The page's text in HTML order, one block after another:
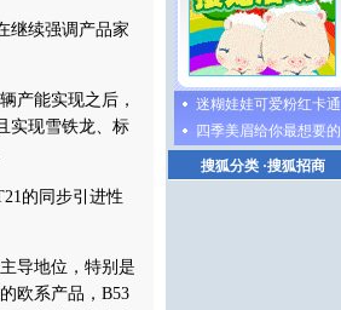
继续强调产品家
产能实现之后，
现雪铁龙、 标
的同步引进性
导地位，特别是
欧系产品，B53
迷糊娃娃可爱粉红卡通
四季美眉给你最想要的
搜狐分类·搜狐招商